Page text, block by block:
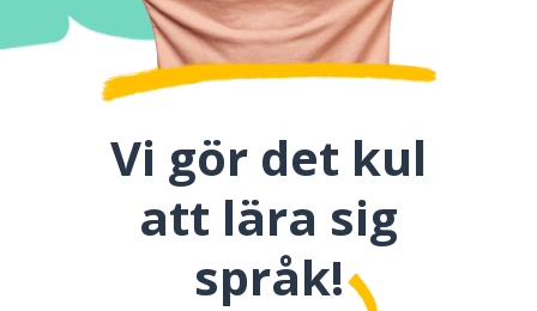
Vi gör det kul
att lära sig
språk!